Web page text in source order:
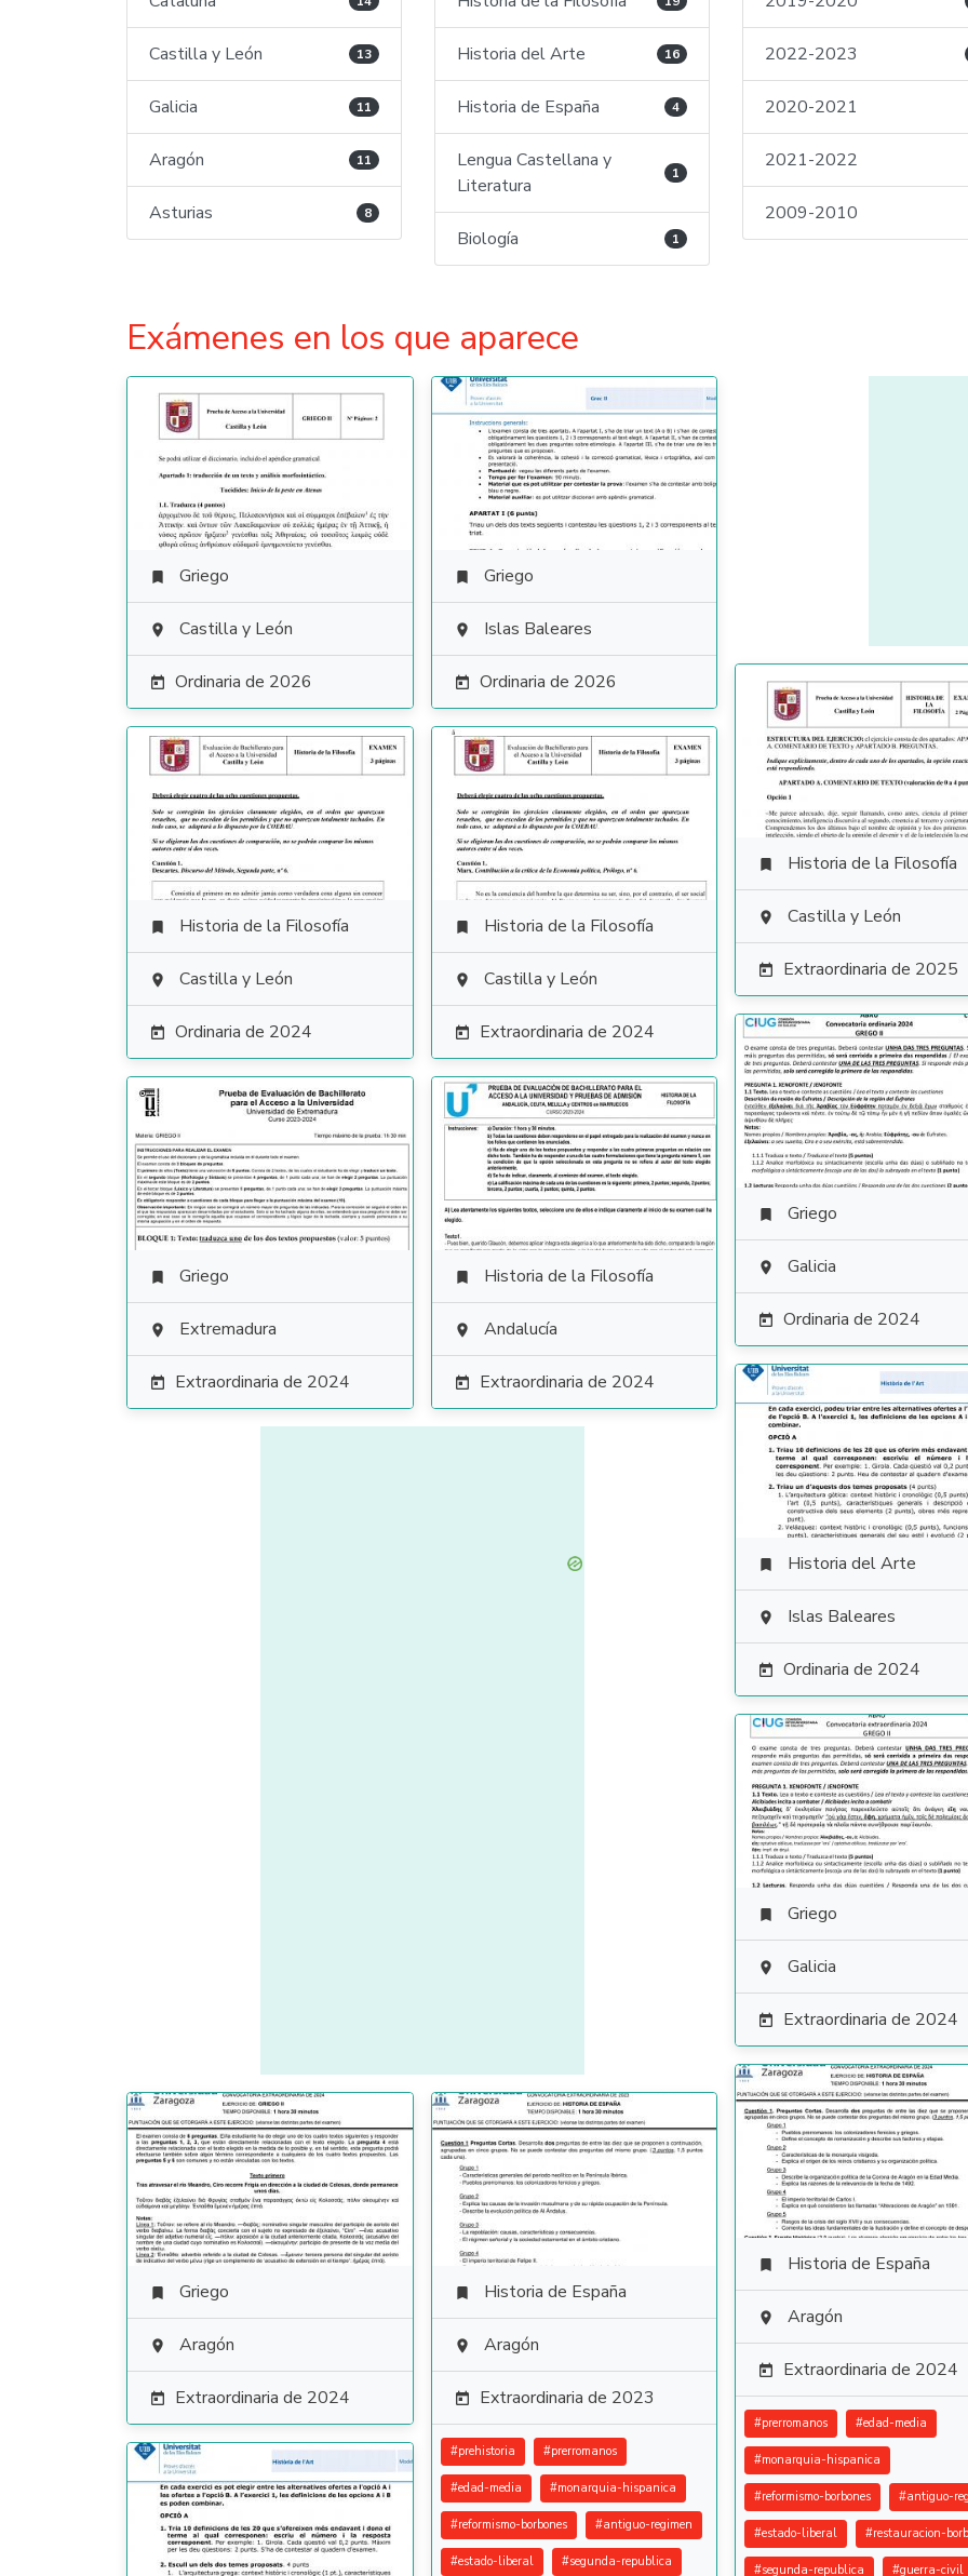
Castilla y León 13
Galicia 11
Aragón 11
Asturias 8
Historia del Arte 16
Historia de España 4
Lengua Castellana y
Literatura
1
Biología 1
2022-2023
2020-2021
2021-2022
2009-2010
Exámenes en los que aparece
 Griego
 Castilla y León
 Ordinaria de 2026
 Griego
 Islas Baleares
 Ordinaria de 2026
 Historia de la Filosofía
 Castilla y León
 Extraordinaria de 2025
 Historia de la Filosofía
 Castilla y León
 Ordinaria de 2024
 Historia de la Filosofía
 Castilla y León
 Extraordinaria de 2024
 Griego
 Galicia
 Ordinaria de 2024
 Griego
 Extremadura
 Extraordinaria de 2024
 Historia de la Filosofía
 Andalucía
 Extraordinaria de 2024
 Historia del Arte
 Islas Baleares
 Ordinaria de 2024
 Griego
 Galicia
 Extraordinaria de 2024
 Historia de España
 Aragón
 Extraordinaria de 2024
#prerromanos #edad-media
#monarquia-hispanica
#reformismo-borbones #antiguo-
#estado-liberal #restauracion-
#segunda-republica #guerra-civil
 Griego
 Aragón
 Extraordinaria de 2024
 Historia de España
 Aragón
 Extraordinaria de 2023
#prehistoria #prerromanos
#edad-media #monarquia-hispanica
#reformismo-borbones #antiguo-regimen
#estado-liberal #segunda-republica